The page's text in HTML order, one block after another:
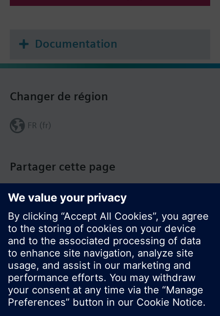
Documentation
Partager cette page
Changer de région
FR (fr)
© Siemens Switzerland Ltd. Building Technologies
Group - 2016